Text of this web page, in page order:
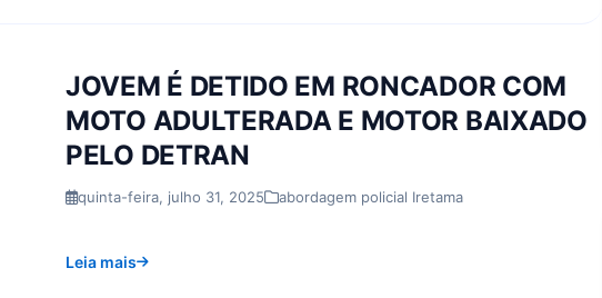
JOVEM É DETIDO EM RONCADOR COM
MOTO ADULTERADA E MOTOR BAIXADO
PELO DETRAN
quinta-feira, julho 31, 2025 abordagem policial Iretama
Leia mais